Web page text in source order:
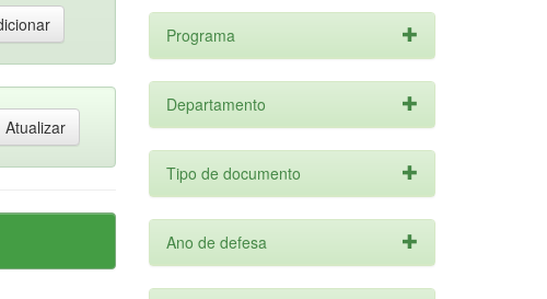
Programa
Departamento
Tipo de documento
Ano de defesa